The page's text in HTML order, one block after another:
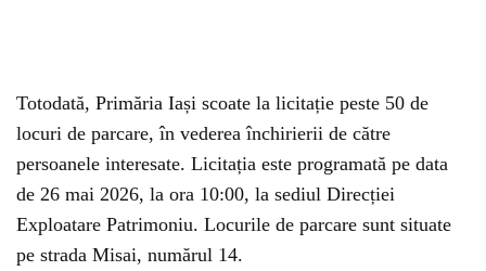
Totodată, Primăria Iași scoate la licitație peste 50 de
locuri de parcare, în vederea închirierii de către
persoanele interesate. Licitația este programată pe data
de 26 mai 2026, la ora 10:00, la sediul Direcției
Exploatare Patrimoniu. Locurile de parcare sunt situate
pe strada Misai, numărul 14.